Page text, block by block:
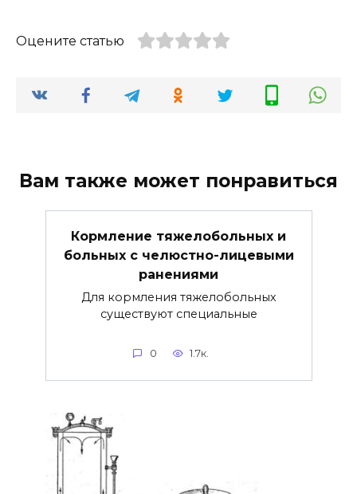
Оцените статью
Вам также может понравиться
Кормление тяжелобольных и
больных с челюстно-лицевыми
ранениями
Для кормления тяжелобольных
существуют специальные
0 1.7к.